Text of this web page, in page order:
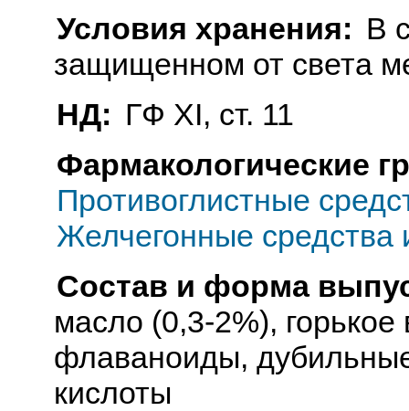
Условия хранения: В
защищенном от света
НД: ГФ ХI, ст. 11
Фармакологические
Противоглистные
Желчегонные средства
Состав и форма
масло (0,3-2%),
флаваноиды,
кислоты